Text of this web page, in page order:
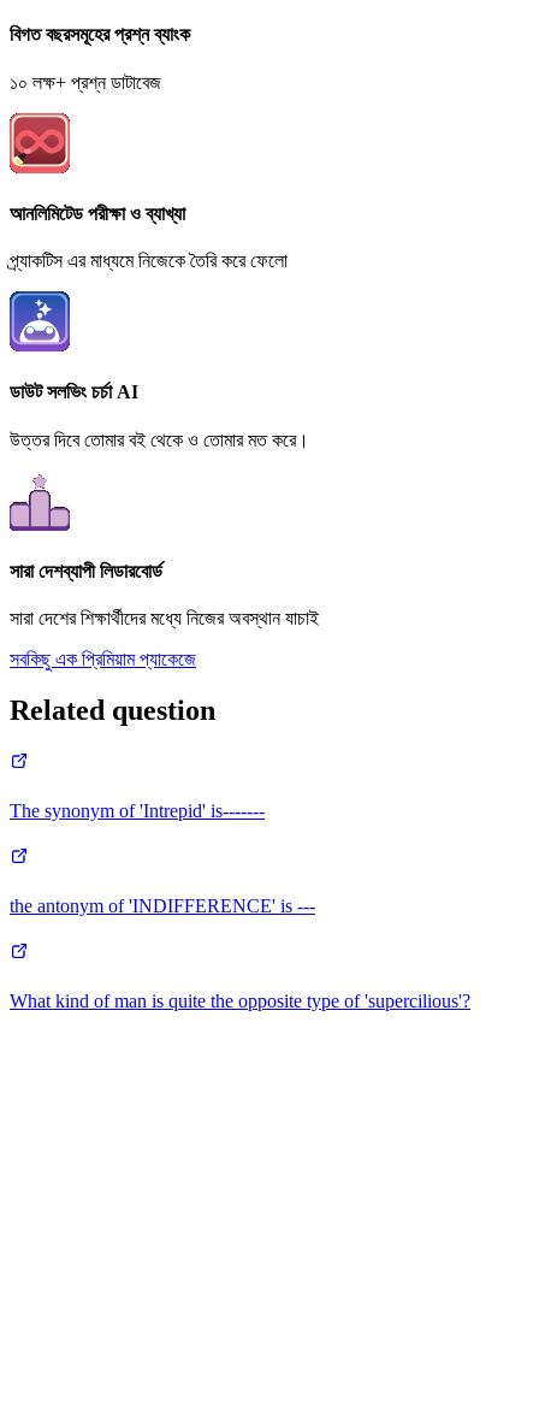
বিগত বছরসমূহের প্রশ্ন ব্যাংক
১০ লক্ষ+ প্রশ্ন ডাটাবেজ
আনলিমিটেড পরীক্ষা ও ব্যাখ্যা
প্র্যাকটিস এর মাধ্যমে নিজেকে তৈরি করে ফেলো
ডাউট সলভিং চর্চা AI
উত্তর দিবে তোমার বই থেকে ও তোমার মত করে।
সারা দেশব্যাপী লিডারবোর্ড
সারা দেশের শিক্ষার্থীদের মধ্যে নিজের অবস্থান যাচাই
সবকিছু এক প্রিমিয়াম প্যাকেজে
Related question
The synonym of 'Intrepid' is-------
the antonym of 'INDIFFERENCE' is ---
What kind of man is quite the opposite type of 'supercilious'?